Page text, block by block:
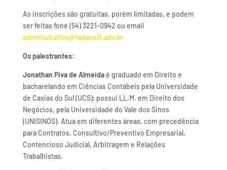
As inscrições são gratuitas, porém limitadas, e podem
ser feitas fone (54) 3221-0942 ou email
administrativo@fadanelli.adv.br
Os palestrantes:
Jonathan Piva de Almeidaé graduado em Direito e
bacharelando em Ciências Contábeis pela Universidade
de Caxias do Sul (UCS); possui LL.M. em Direito dos
Negócios, pela Universidade do Vale dos Sinos
(UNISINOS). Atua em diferentes áreas, com precedência
para Contratos, Consultivo/Preventivo Empresarial,
Contencioso Judicial, Arbitragem e Relações
Trabalhistas.